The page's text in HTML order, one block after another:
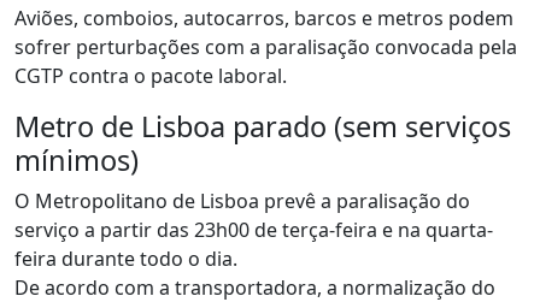
Aviões, comboios, autocarros, barcos e metros podem
sofrer perturbações com a paralisação convocada pela
CGTP contra o pacote laboral.
Metro de Lisboa parado (sem serviços
mínimos)
O Metropolitano de Lisboa prevê a paralisação do
serviço a partir das 23h00 de terça-feira e na quarta-
feira durante todo o dia.
De acordo com a transportadora, a normalização do